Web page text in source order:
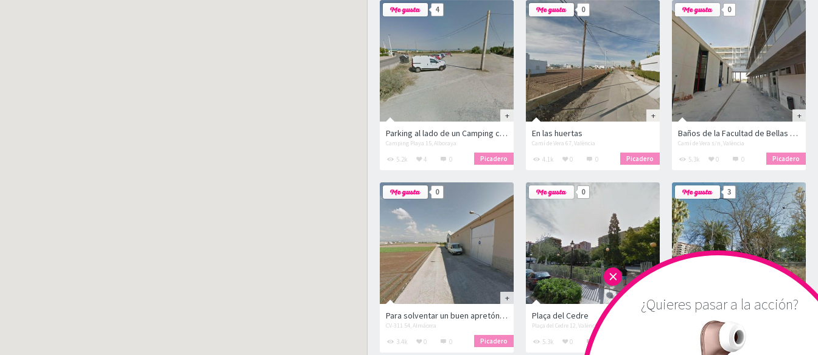
4
Parking al lado de un Camping cerca de la Playa
Camping Playa 15, Alboraya
Picadero
5.2k 4 0
0
En las huertas
Camí de Vera 67, València
Picadero
4.1k 0 0
0
Baños de la Facultad de Bellas Artes
Camí de Vera s/n, València
Picadero
5.3k 0 0
0
Para solventar un buen apretón sexual
CV-311 54, Almácera
Picadero
3.4k 0 0
0
Plaça del Cedre
Plaça del Cedre 12, València
5.3k 0 0
3
Parque de Aroya
Plaza Organista Cabo 5, Valencia
13.5k 3 14
¿Quieres pasar a la acción?
×